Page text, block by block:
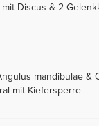
Discus & 2
mandibulae &
mit Kiefersperre